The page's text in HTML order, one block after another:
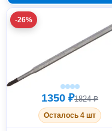
-26%
1350 ₽1824 ₽
Осталось 4 шт